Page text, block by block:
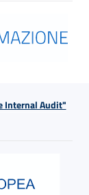
Internal Audit"